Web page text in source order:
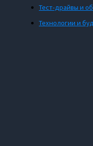
Тест-драйвы и
Технологии и